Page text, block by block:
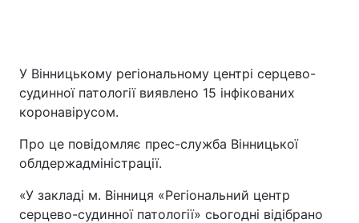
У Вінницькому регіональному центрі серцево-
судинної патології виявлено 15 інфікованих
коронавірусом.
Про це повідомляє прес-служба Вінницької
облдержадміністрації.
«У закладі м. Вінниця «Регіональний центр
серцево-судинної патології» сьогодні відібрано